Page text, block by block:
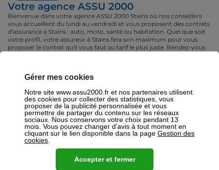
Votre agence ASSU 2000
Bienvenue dans votre agence ASSU 2000 Stains où nos conseillers
vous accueillent du lundi au vendredi et vous proposent des contrats
d'assurance à Stains : auto, moto, santé ou habitation. Quel que soit
votre profil, votre assureur à Stains fera son maximum pour vous
proposer le contrat qu'il vous faut au tarif le plus juste. Rendez-vous
Nos offres pour les particuliers
Assurance Auto
Des tarifs adaptés à tous les profils
de conducteurs. Jeunes permis,
Gérer mes cookies
Notre site www.assu2000.fr et nos partenaires utilisent
des cookies pour collecter des statistiques, vous
proposer de la publicité personnalisée et vous
permettre de partager du contenu sur les réseaux
sociaux. Nous conservons votre choix pendant 13
mois. Vous pouvez changer d’avis à tout moment en
cliquant sur le lien disponible dans la page Gestion des
cookies
Accepter et fermer